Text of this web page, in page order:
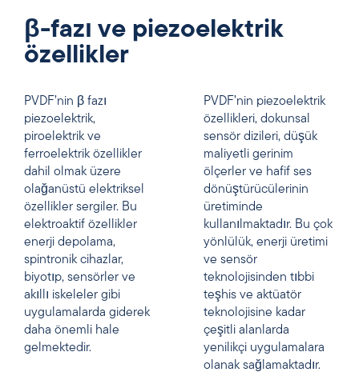
β-fazı ve piezoelektrik
özellikler
PVDF’nin β fazı
piezoelektrik,
piroelektrik ve
ferroelektrik özellikler
dahil olmak üzere
olağanüstü elektriksel
özellikler sergiler. Bu
elektroaktif özellikler
enerji depolama,
spintronik cihazlar,
biyotıp, sensörler ve
akıllı iskeleler gibi
uygulamalarda giderek
daha önemli hale
gelmektedir.
PVDF’nin piezoelektrik
özellikleri, dokunsal
sensör dizileri, düşük
maliyetli gerinim
ölçerler ve hafif ses
dönüştürücülerinin
üretiminde
kullanılmaktadır. Bu çok
yönlülük, enerji üretimi
ve sensör
teknolojisinden tıbbi
teşhis ve aktüatör
teknolojisine kadar
çeşitli alanlarda
yenilikçi uygulamalara
olanak sağlamaktadır.